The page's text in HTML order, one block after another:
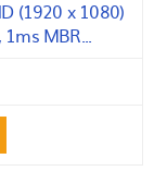
(1920 x 1080)
MBR...